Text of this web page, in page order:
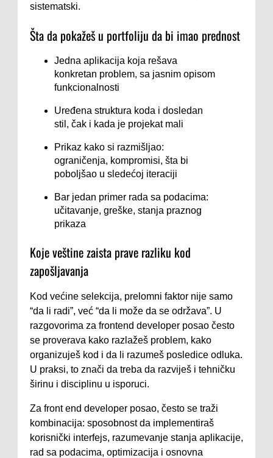
sistematski.
Šta da pokažeš u portfoliju da bi imao prednost
Jedna aplikacija koja rešava
konkretan problem, sa jasnim opisom
funkcionalnosti
Uređena struktura koda i dosledan
stil, čak i kada je projekat mali
Prikaz kako si razmišljao:
ograničenja, kompromisi, šta bi
poboljšao u sledećoj iteraciji
Bar jedan primer rada sa podacima:
učitavanje, greške, stanja praznog
prikaza
Koje veštine zaista prave razliku kod
zapošljavanja
Kod većine selekcija, prelomni faktor nije samo
“da li radi”, već “da li može da se održava”. U
razgovorima za frontend developer posao često
se proverava kako razlažeš problem, kako
organizuješ kod i da li razumeš posledice odluka.
U praksi, to znači da treba da razviješ i tehničku
širinu i disciplinu u isporuci.
Za front end developer posao, često se traži
kombinacija: sposobnost da implementiraš
korisnički interfejs, razumevanje stanja aplikacije,
rad sa podacima, optimizacija i osnovna